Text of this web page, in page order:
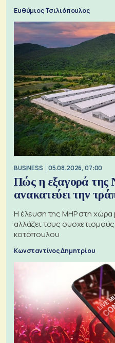
Ευθύμιος Τσιλιόπουλος
BUSINESS 05.08.2026, 07:00
Πώς η εξαγορά της
ανακατεύει την
H έλευση της MHP στη χώρα
αλλάζει τους
κοτόπουλου
Κωνσταντίνος Δημητρίου